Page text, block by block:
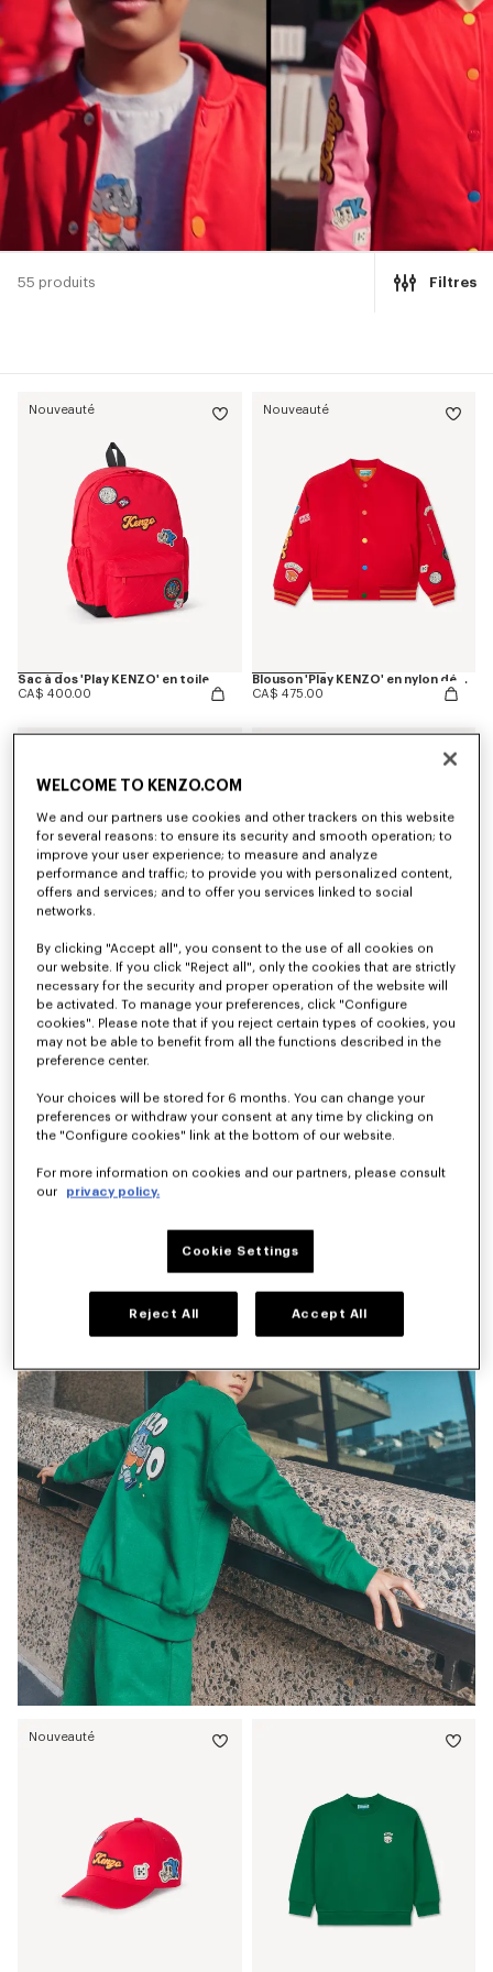
55 produits Filtres
Nouveauté
Sac à dos 'Play KENZO' en toile
CA$ 400.00
Nouveauté
Blouson 'Play KENZO' en nylon déperlant
CA$ 475.00
T-shirt 'Play KENZO' en coton
CA$ 115.00
Jean 'Animal Fantasy' en denim
CA$ 205.00
Nouveauté
WELCOME TO KENZO.COM
We and our partners use cookies and other trackers on this website
for several reasons: to ensure its security and smooth operation; to
improve your user experience; to measure and analyze
performance and traffic; to provide you with personalized content,
offers and services; and to offer you services linked to social
networks.
By clicking "Accept all", you consent to the use of all cookies on
our website. If you click "Reject all", only the cookies that are strictly
necessary for the security and proper operation of the website will
be activated. To manage your preferences, click "Configure
cookies". Please note that if you reject certain types of cookies, you
may not be able to benefit from all the functions described in the
preference center.
Your choices will be stored for 6 months. You can change your
preferences or withdraw your consent at any time by clicking on
the "Configure cookies" link at the bottom of our website.
For more information on cookies and our partners, please consult
our
privacy policy.
Cookie Settings
Reject All Accept All